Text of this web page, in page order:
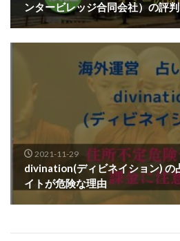
ンタービレッジ合同会社）の評
2021-11-29
divination(ディビネイション) の
イトが危険な理由